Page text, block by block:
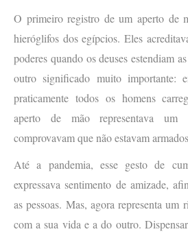
O primeiro registro de um aperto de
hieróglifos dos egípcios. Eles
poderes quando os deuses estendiam
outro significado muito importante:
praticamente todos os homens
aperto de mão representava
comprovavam que não estavam
Até a pandemia, esse gesto de
expressava sentimento de amizade,
as pessoas. Mas, agora representa um
com a sua vida e a do outro.